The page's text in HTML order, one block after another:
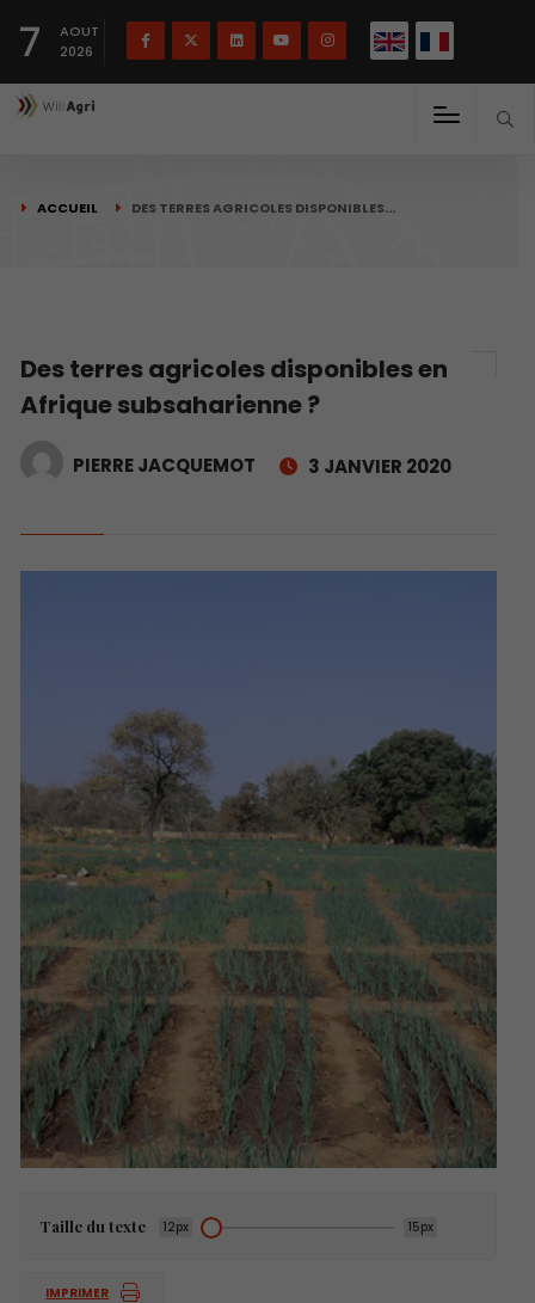
7
AOUT
2026
ACCUEIL DES TERRES AGRICOLES DISPONIBLES…
Des terres agricoles disponibles en
Afrique subsaharienne ?
PIERRE JACQUEMOT 3 JANVIER 2020
Taille du texte 12px 15px
IMPRIMER
Français English(English)